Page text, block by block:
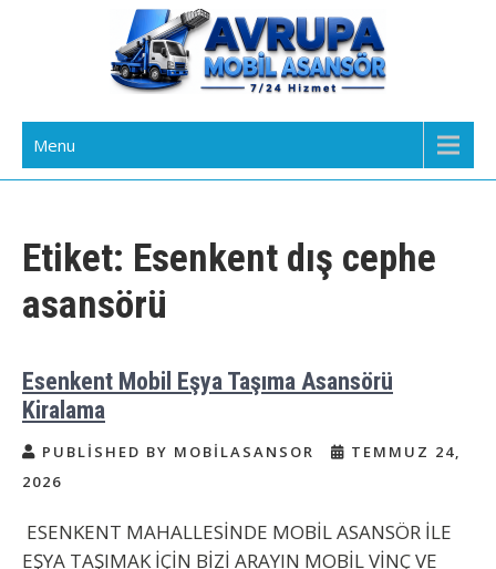
Avrupa Yakası Mobil Asansör
Kiralama
Menu
Etiket: Esenkent dış cephe
asansörü
Esenkent Mobil Eşya Taşıma Asansörü
Kiralama
PUBLISHED BY MOBILASANSOR
TEMMUZ 24,
2026
ESENKENT MAHALLESİNDE MOBİL ASANSÖR İLE
EŞYA TAŞIMAK İÇİN BİZİ ARAYIN MOBİL VİNÇ VE